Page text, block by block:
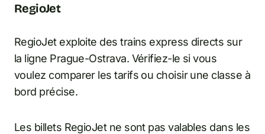
RegioJet
RegioJet exploite des trains express directs sur
la ligne Prague-Ostrava. Vérifiez-le si vous
voulez comparer les tarifs ou choisir une classe à
bord précise.
Les billets RegioJet ne sont pas valables dans les